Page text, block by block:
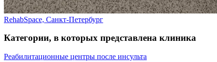
RehabSpace, Санкт-Петербург
Категории, в которых представлена клиника
Реабилитационные центры после инсульта